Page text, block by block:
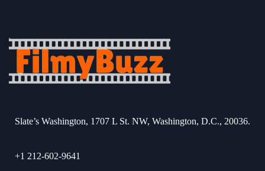
Slate’s Washington, 1707 L St. NW, Washington, D.C., 20036.
+1 212-602-9641